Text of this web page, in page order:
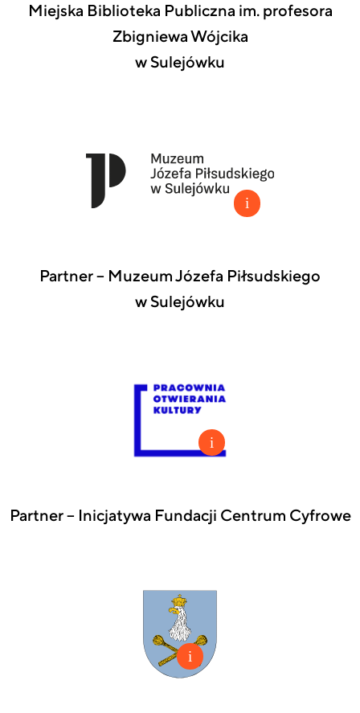
Miejska Biblioteka Publiczna im. profesora
Zbigniewa Wójcika
w Sulejówku
Partner – Muzeum Józefa Piłsudskiego
w Sulejówku
Partner – Inicjatywa Fundacji Centrum Cyfrowe